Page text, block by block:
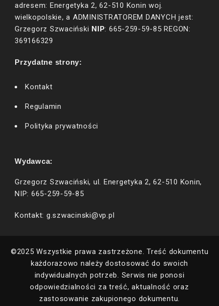
adresem: Energetyka 2, 62-510 Konin woj.
wielkopolskie, a ADMINISTRATOREM DANYCH jest:
Grzegorz Szwaciński NIP: 665-259-59-85 REGON:
369166329
Przydatne strony:
Kontakt
Regulamin
Polityka prywatności
Wydawca:
Grzegorz Szwaciński, ul. Energetyka 2, 62-510 Konin,
NIP: 665-259-59-85
Kontakt: g.szwacinski@vp.pl
©2025 Wszystkie prawa zastrzeżone. Treść dokumentu
każdorazowo należy dostosować do swoich
indywidualnych potrzeb. Serwis nie ponosi
odpowiedzialności za treść, aktualność oraz
zastosowanie zakupionego dokumentu.